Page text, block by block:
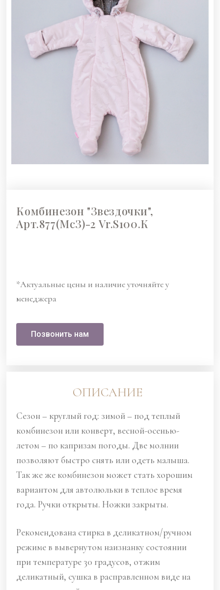
Комбинезон "Звездочки",
Арт.877(МсЗ)-2 Vr.S100.К
*Актуальные цены и наличие уточняйте у
менеджера
Позвонить нам
ОПИСАНИЕ
Сезон – круглый год: зимой – под теплый
комбинезон или конверт, весной-осенью-
летом – по капризам погоды. Две молнии
позволяют быстро снять или одеть малыша.
Так же же комбинезон может стать хорошим
вариантом для автолюльки в теплое время
года. Ручки открыты. Ножки закрыты.
Рекомендована стирка в деликатном/ручном
режиме в вывернутом наизнанку состоянии
при температуре 30 градусов, отжим
деликатный, сушка в расправленном виде на